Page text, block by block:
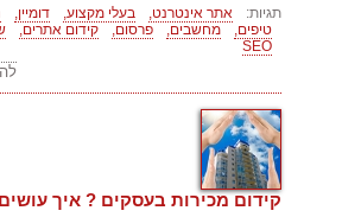
תגיות: אתר אינטרנט, בעלי מקצוע, דומיין,
טיפים,
מחשבים, פרסום, קידום אתרים,
SEO
קידום מכירות בעסקים ? איך